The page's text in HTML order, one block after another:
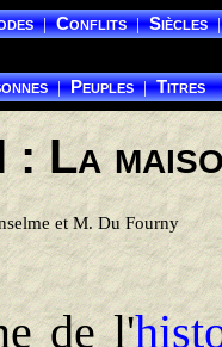
| Conflits | Siècles |
| Peuples | Titres
: La
et M. Du Fourny
de l'